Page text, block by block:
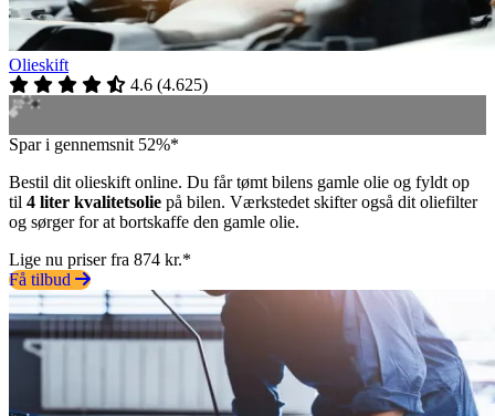
Olieskift
4.6 (4.625)
Spar i gennemsnit 52%*
Bestil dit olieskift online. Du får tømt bilens gamle olie og fyldt op
til 4 liter kvalitetsolie på bilen. Værkstedet skifter også dit oliefilter
og sørger for at bortskaffe den gamle olie.
Lige nu priser fra 874 kr.*
Få tilbud